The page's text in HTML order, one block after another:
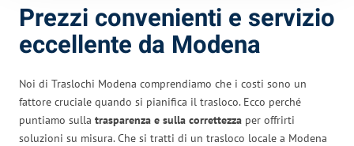
Prezzi convenienti e servizio
eccellente da Modena
Noi di Traslochi Modena comprendiamo che i costi sono un
fattore cruciale quando si pianifica il trasloco. Ecco perché
puntiamo sulla trasparenza e sulla correttezza per offrirti
soluzioni su misura. Che si tratti di un trasloco locale a Modena